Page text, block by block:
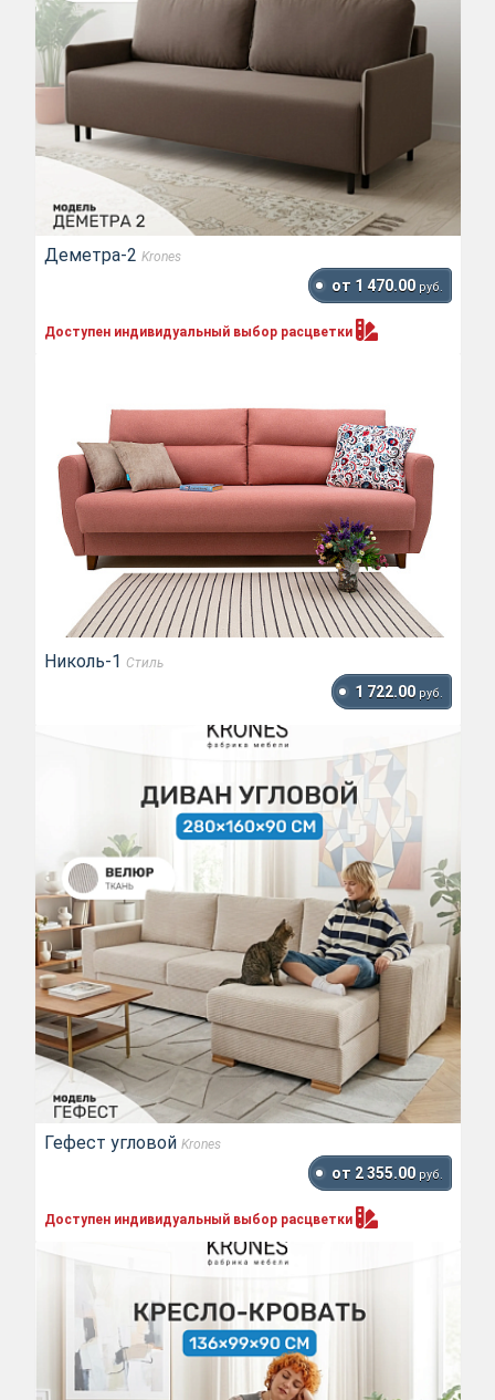
Деметра-2 Krones
от 1 470.00 руб.
Доступен индивидуальный выбор расцветки
Николь-1 Стиль
1 722.00 руб.
Гефест угловой Krones
от 2 355.00 руб.
Доступен индивидуальный выбор расцветки